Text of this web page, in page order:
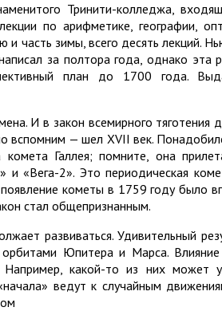
Тринити-колледжа,
по арифметике, географии,
и часть зимы, всего десять лекций.
за полтора года, однако
план до 1700 года.
И в закон всемирного тяготения
вспомним — шел XVII век.
комета Галлея; помните, она
и «Вега-2». Это периодическая
кометы в 1759 году было
стал общепризнанным.
развиваться. Удивительный
Юпитера и Марса.
Например, какой-то из них может
ведут к случайным